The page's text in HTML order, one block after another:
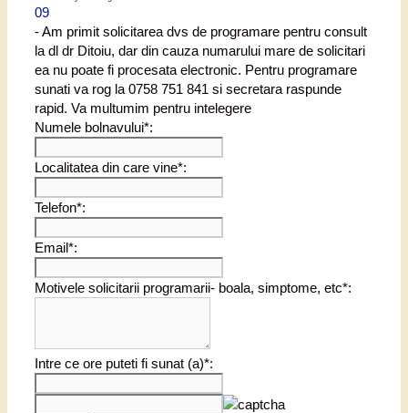
09
- Am primit solicitarea dvs de programare pentru consult
la dl dr Ditoiu, dar din cauza numarului mare de solicitari
ea nu poate fi procesata electronic. Pentru programare
sunati va rog la 0758 751 841 si secretara raspunde
rapid. Va multumim pentru intelegere
Numele bolnavului*:
Localitatea din care vine*:
Telefon*:
Email*:
Motivele solicitarii programarii- boala, simptome, etc*:
Intre ce ore puteti fi sunat (a)*: